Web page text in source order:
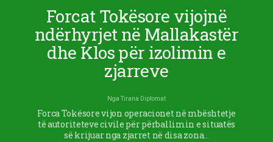
Forcat Tokësore vijojnë
ndërhyrjet në Mallakastër
dhe Klos për izolimin e
zjarreve
NgaTirana Diplomat
Forca Tokësore vijon operacionet në mbështetje
të autoriteteve civile për përballimin e situatës
së krijuar nga zjarret në disa zona…